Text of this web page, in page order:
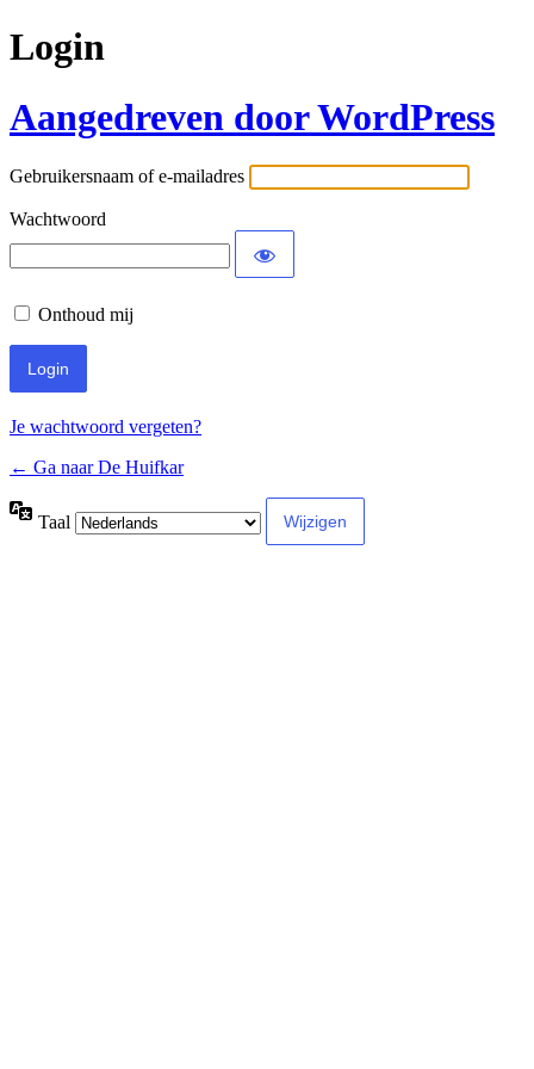
Login
Aangedreven door WordPress
Gebruikersnaam of e-mailadres
Wachtwoord
Onthoud mij
Je wachtwoord vergeten?
← Ga naar De Huifkar
Taal